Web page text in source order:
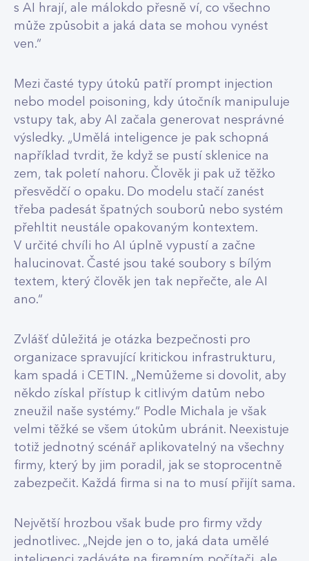
s AI hrají, ale málokdo přesně ví, co všechno
může způsobit a jaká data se mohou vynést
ven.“
Mezi časté typy útoků patří prompt injection
nebo model poisoning, kdy útočník manipuluje
vstupy tak, aby AI začala generovat nesprávné
výsledky. „Umělá inteligence je pak schopná
například tvrdit, že když se pustí sklenice na
zem, tak poletí nahoru. Člověk ji pak už těžko
přesvědčí o opaku. Do modelu stačí zanést
třeba padesát špatných souborů nebo systém
přehltit neustále opakovaným kontextem.
V určité chvíli ho AI úplně vypustí a začne
halucinovat. Časté jsou také soubory s bílým
textem, který člověk jen tak nepřečte, ale AI
ano.“
Zvlášť důležitá je otázka bezpečnosti pro
organizace spravující kritickou infrastrukturu,
kam spadá i CETIN. „Nemůžeme si dovolit, aby
někdo získal přístup k citlivým datům nebo
zneužil naše systémy.“ Podle Michala je však
velmi těžké se všem útokům ubránit. Neexistuje
totiž jednotný scénář aplikovatelný na všechny
firmy, který by jim poradil, jak se stoprocentně
zabezpečit. Každá firma si na to musí přijít sama.
Největší hrozbou však bude pro firmy vždy
jednotlivec. „Nejde jen o to, jaká data umělé